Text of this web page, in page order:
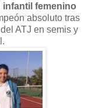
infantil femenino
absoluto tras
ATJ en semis y